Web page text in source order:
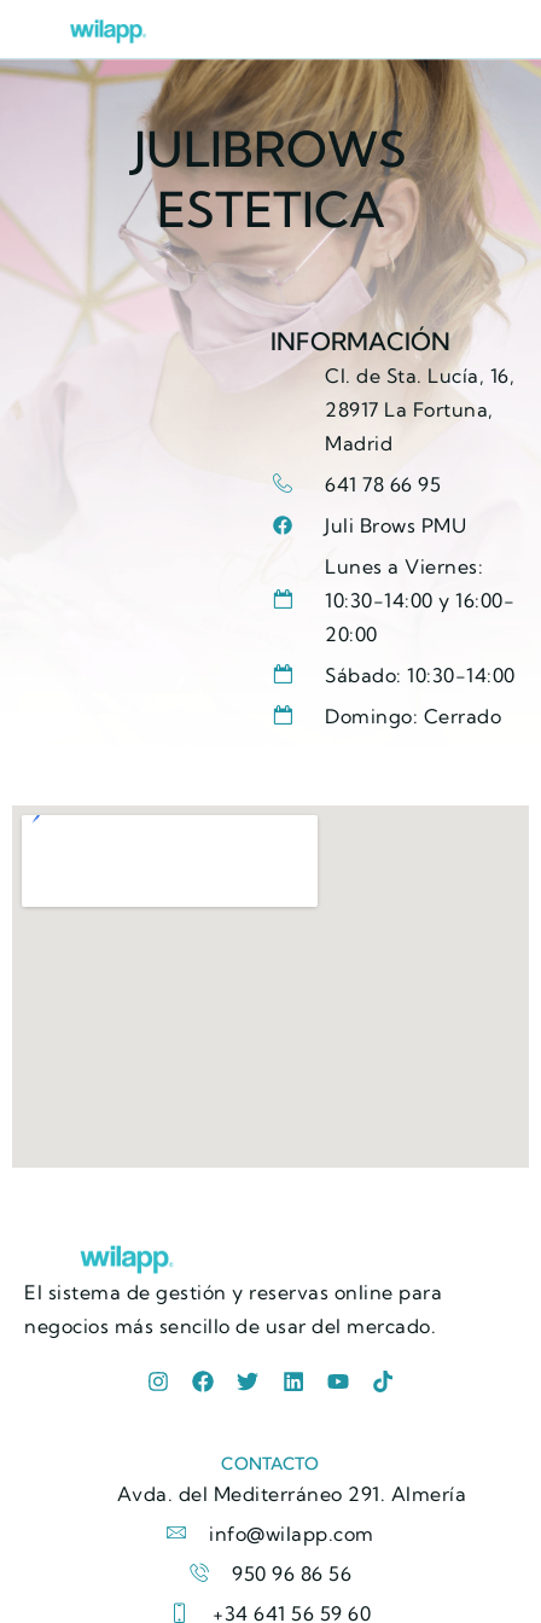
JULIBROWS
ESTETICA
INFORMACIÓN
Cl. de Sta. Lucía, 16,
28917 La Fortuna,
Madrid
641 78 66 95
Juli Brows PMU
Lunes a Viernes:
10:30-14:00 y 16:00-
20:00
Sábado: 10:30-14:00
Domingo: Cerrado
El sistema de gestión y reservas online para
negocios más sencillo de usar del mercado.
CONTACTO
Avda. del Mediterráneo 291. Almería
info@wilapp.com
950 96 86 56
+34 641 56 59 60